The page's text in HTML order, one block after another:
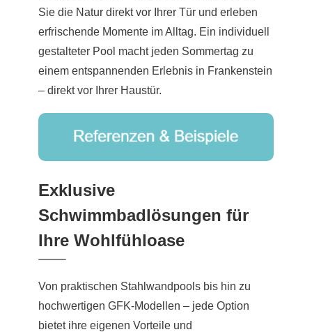
Sie die Natur direkt vor Ihrer Tür und erleben
erfrischende Momente im Alltag. Ein individuell
gestalteter Pool macht jeden Sommertag zu
einem entspannenden Erlebnis in Frankenstein
– direkt vor Ihrer Haustür.
Exklusive
Schwimmbadlösungen für
Ihre Wohlfühloase
Von praktischen Stahlwandpools bis hin zu
hochwertigen GFK-Modellen – jede Option
bietet ihre eigenen Vorteile und